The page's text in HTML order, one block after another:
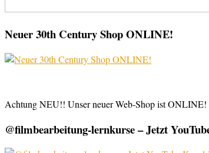
Neuer 30th Century Shop ONLINE!
Achtung NEU!! Unser neuer Web-Shop ist ONLINE!
@filmbearbeitung-lernkurse – Jetzt